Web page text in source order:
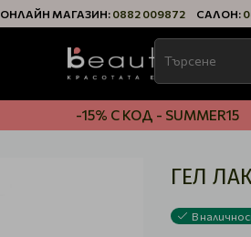
ОНЛАЙН МАГАЗИН: 0882 009872 САЛОН:
-15% С КОД - SUMMER15
ГЕЛ ЛАК
В